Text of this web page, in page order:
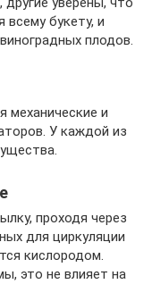
букету, и
плодов.
и
У каждой из
проходя через
для циркуляции
кислородом.
это не влияет на